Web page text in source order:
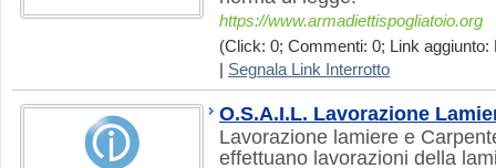
https://www.armadiettispogliatoio.org
(Click: 0; Commenti: 0; Link aggiunto:
Segnala Link Interrotto
O.S.A.I.L. Lavorazione
Lavorazione lamiere e
effettuano lavorazioni della